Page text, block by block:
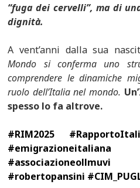
“fuga dei cervelli”, ma di
dignità.
A vent’anni dalla sua
Mondo si conferma uno
comprendere le dinamiche
ruolo dell’Italia nel mondo.
spesso lo fa altrove.
#RIM2025
#robertopansini